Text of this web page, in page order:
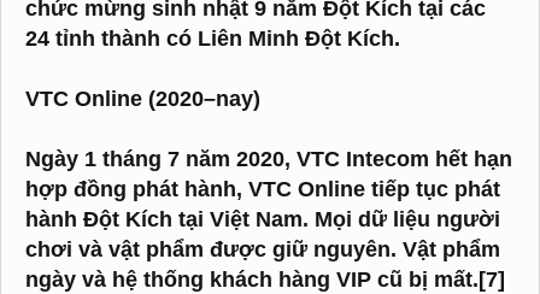
chức mừng sinh nhật 9 năm Đột Kích tại các
24 tỉnh thành có Liên Minh Đột Kích.
VTC Online (2020–nay)
Ngày 1 tháng 7 năm 2020, VTC Intecom hết hạn
hợp đồng phát hành, VTC Online tiếp tục phát
hành Đột Kích tại Việt Nam. Mọi dữ liệu người
chơi và vật phẩm được giữ nguyên. Vật phẩm
ngày và hệ thống khách hàng VIP cũ bị mất.[7]